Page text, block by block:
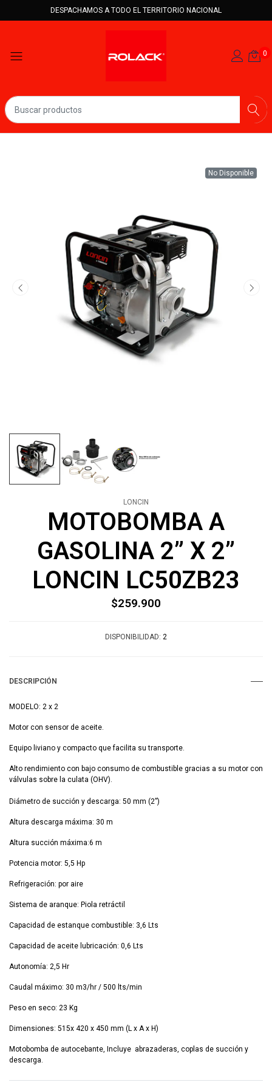
DESPACHAMOS A TODO EL TERRITORIO NACIONAL
0
No Disponible
LONCIN
MOTOBOMBA A
GASOLINA 2” X 2”
LONCIN LC50ZB23
$259.900
DISPONIBILIDAD: 2
DESCRIPCIÓN
MODELO: 2 x 2
Motor con sensor de aceite.
Equipo liviano y compacto que facilita su transporte.
Alto rendimiento con bajo consumo de combustible gracias a su motor con
válvulas sobre la culata (OHV).
Diámetro de succión y descarga: 50 mm (2”)
Altura descarga máxima: 30 m
Altura succión máxima:6 m
Potencia motor: 5,5 Hp
Refrigeración: por aire
Sistema de aranque: Piola retráctil
Capacidad de estanque combustible: 3,6 Lts
Capacidad de aceite lubricación: 0,6 Lts
Autonomía: 2,5 Hr
Caudal máximo: 30 m3/hr / 500 lts/min
Peso en seco: 23 Kg
Dimensiones: 515x 420 x 450 mm (L x A x H)
Motobomba de autocebante, Incluye abrazaderas, coplas de succión y
descarga.